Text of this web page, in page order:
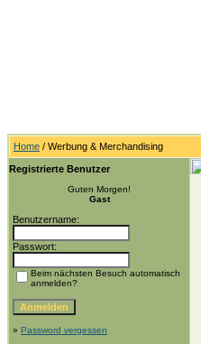
Home / Werbung & Merchandising
Registrierte Benutzer
Guten Morgen!
Gast
Benutzername:
Passwort:
Beim nächsten Besuch automatisch
anmelden?
» Password vergessen